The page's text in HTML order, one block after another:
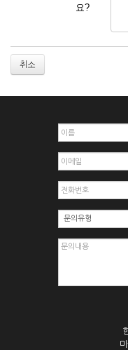
의 ID가 발급됩니다. 부
거절하거나 취소할 수
2. 개인정보를 허위로
3. 경쟁 관게에 있는 이
4. 타인의 서비스 이용
6. 이용자가 영업활동
7. 회사의 정보를 사전
8. 기타 회사가 정한 제
제5조 (서비스의 이용
② 시스템 점검, 교체 및
스가 불가능할 경우 회
부 또는 일부를 일시적
③ 기타 회사는 서비스
요?
취소